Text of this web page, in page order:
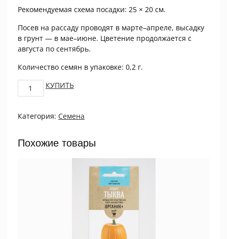
Рекомендуемая схема посадки: 25 × 20 см.
Посев на рассаду проводят в марте–апреле, высадку
в грунт — в мае–июне. Цветение продолжается с
августа по сентябрь.
Количество семян в упаковке: 0,2 г.
Астра
Харц
0,2г
quantity
КУПИТЬ
Категория: Семена
Похожие товары